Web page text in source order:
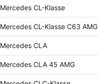
Mercedes CL-Klasse
Mercedes CL-Klasse C63 AMG
Mercedes CLA
Mercedes CLA 45 AMG